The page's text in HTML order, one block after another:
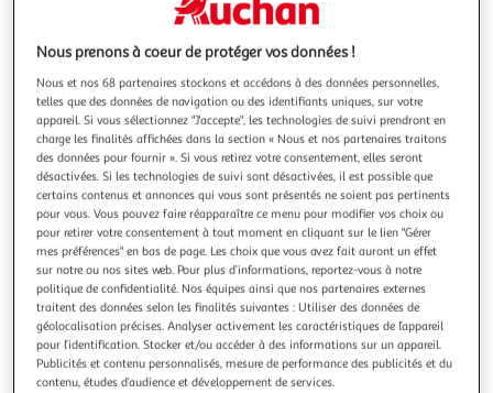
Illustration
précédente
Illustration
suivante
THE HOME DECO FACTORY
Lot de 6 mugs en céramique black forest 30cl vert
Informations Techniques : Dimensions : D. 8,8 x H. 8,8 cm
Matières : Céramique & Grès Spécificités : Pratique & Utile
Lot de 6 Mugs Forme Ronde Contenance : 30 cl Poids : 0,3
kg Couleur : Vert
En savoir +
Vendu par Paris Prix
Livr. ou retrait dès 1/2 semaines
A partir de 7,99€
Nous prenons à coeur de protéger vos données !
Nous et nos 68 partenaires stockons et accédons à des données personnelles,
telles que des données de navigation ou des identifiants uniques, sur votre
appareil. Si vous sélectionnez "J'accepte", les technologies de suivi prendront en
charge les finalités affichées dans la section « Nous et nos partenaires traitons
des données pour fournir ». Si vous retirez votre consentement, elles seront
désactivées. Si les technologies de suivi sont désactivées, il est possible que
certains contenus et annonces qui vous sont présentés ne soient pas pertinents
pour vous. Vous pouvez faire réapparaître ce menu pour modifier vos choix ou
pour retirer votre consentement à tout moment en cliquant sur le lien "Gérer
mes préférences" en bas de page. Les choix que vous avez fait auront un effet
sur notre ou nos sites web. Pour plus d’informations, reportez-vous à notre
politique de confidentialité. Nos équipes ainsi que nos partenaires externes
traitent des données selon les finalités suivantes : Utiliser des données de
géolocalisation précises. Analyser activement les caractéristiques de l’appareil
pour l’identification. Stocker et/ou accéder à des informations sur un appareil.
Publicités et contenu personnalisés, mesure de performance des publicités et du
contenu, études d’audience et développement de services.